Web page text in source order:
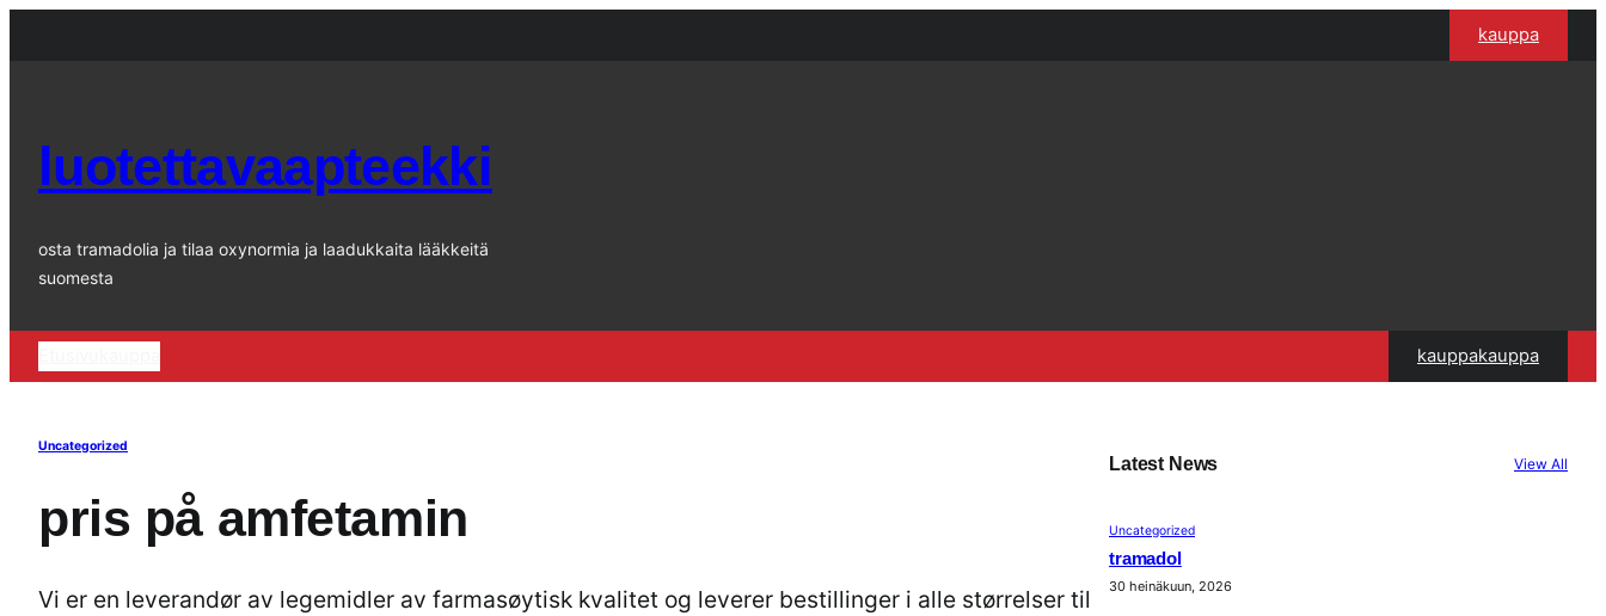
kauppa
luotettavaapteekki
osta tramadolia ja tilaa oxynormia ja laadukkaita lääkkeitä
suomesta
kauppakauppa
Uncategorized
pris på amfetamin
Vi er en leverandør av legemidler av farmasøytisk kvalitet og leverer bestillinger i alle størrelser til
Latest News View All
Uncategorized
tramadol
30 heinäkuun, 2026